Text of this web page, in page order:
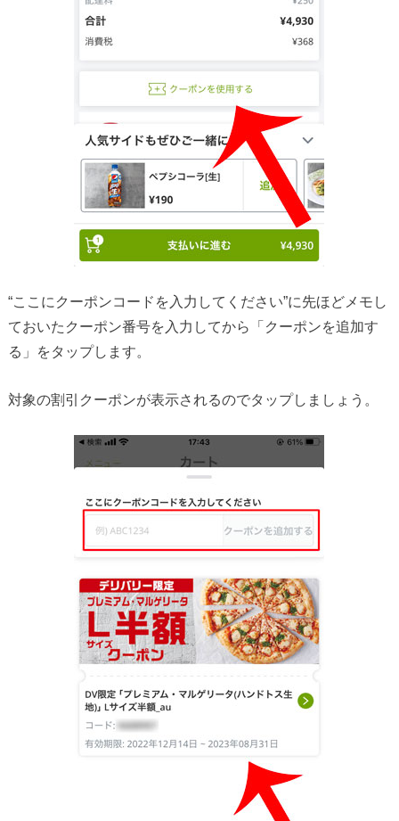
“ここにクーポンコードを入力してください”に先ほどメモし
ておいたクーポン番号を入力してから「クーポンを追加す
る」をタップします。
対象の割引クーポンが表示されるのでタップしましょう。